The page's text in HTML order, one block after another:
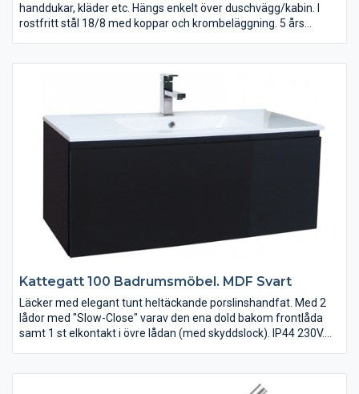
handdukar, kläder etc. Hängs enkelt över duschvägg/kabin. I
rostfritt stål 18/8 med koppar och krombeläggning. 5 års
Kattegatt 100 Badrumsmöbel. MDF Svart
Läcker med elegant tunt heltäckande porslinshandfat. Med 2
lådor med "Slow-Close" varav den ena dold bakom frontlåda
samt 1 st elkontakt i övre lådan (med skyddslock). IP44 230V.